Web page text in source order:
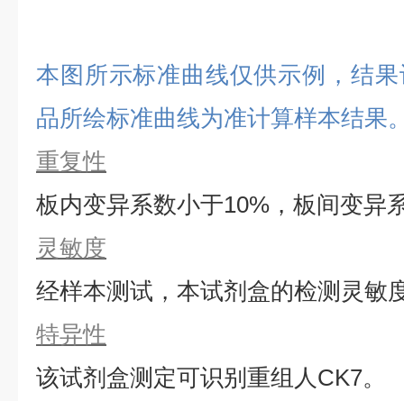
本图所示标准曲线仅供示例，结
品所绘标准曲线为准计算样本结果
重复性
板内变异系数小于10%，板间变异
灵敏度
经样本测试，本试剂盒的检测灵敏
特异性
该试剂盒测定可识别重组 人CK7。